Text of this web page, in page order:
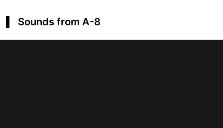
Sounds from A-8